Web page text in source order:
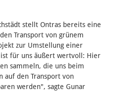
stellt Ontras bereits eine
Transport von grünem
zur Umstellung einer
für uns äußert wertvoll: Hier
sammeln, die uns beim
auf den Transport von
werden", sagte Gunar